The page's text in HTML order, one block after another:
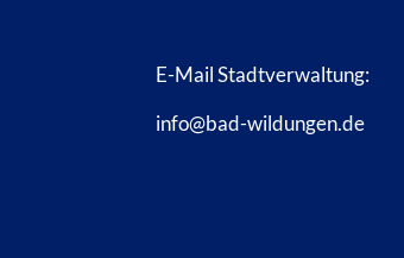
E-Mail Stadtverwaltung:
info@bad-wildungen.de